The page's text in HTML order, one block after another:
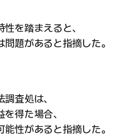
を踏まえると、
題があると指摘した。
査処は、
得た場合、
性があると指摘した。